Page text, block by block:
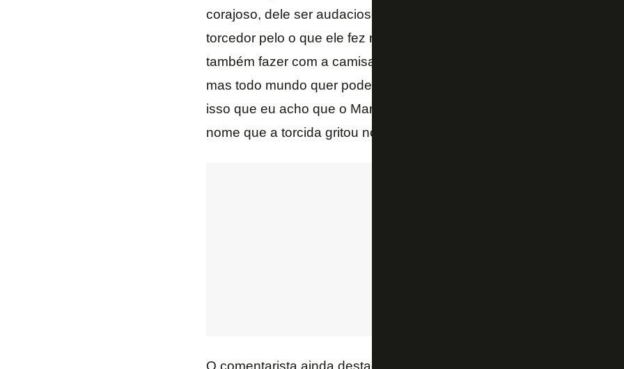
corajoso, dele ser audacioso. Eu acho que isso tudo ainda está no
torcedor pelo o que ele fez no Botafogo. Eu falo, pô, a gente quer ver
também fazer com a camisa da Seleção. Não só os alvinegros vão
mas todo mundo quer poder ver esse cara fazer a favor, né? E eu
isso que eu acho que o Maracanã também gritou o nome do Luiz
nome que a torcida gritou no Maracanã – afirmou Eric Faria, no